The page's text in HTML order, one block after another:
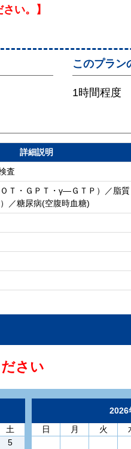
い。】
このプラン
1時間程度
詳細説明
査
Ｔ・ＧＰＴ・γ―ＧＴＰ）／脂
／糖尿病(空腹時血糖)
さい
土
5
2026
日
月 火